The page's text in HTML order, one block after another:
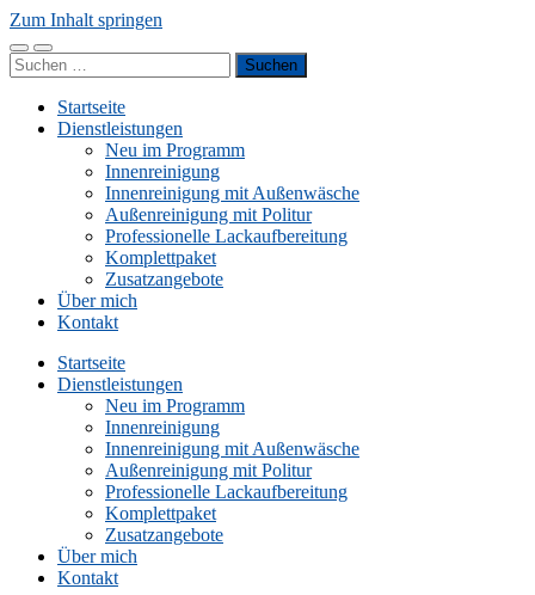
Zum Inhalt springen
Mobile-
Menü
Suchfeld
ein-/ausblenden
Suchen
nach:
Startseite
Dienstleistungen
Neu im Programm
Innenreinigung
Innenreinigung mit Außenwäsche
Außenreinigung mit Politur
Professionelle Lackaufbereitung
Komplettpaket
Zusatzangebote
Über mich
Kontakt
Startseite
Dienstleistungen
Neu im Programm
Innenreinigung
Innenreinigung mit Außenwäsche
Außenreinigung mit Politur
Professionelle Lackaufbereitung
Komplettpaket
Zusatzangebote
Über mich
Kontakt